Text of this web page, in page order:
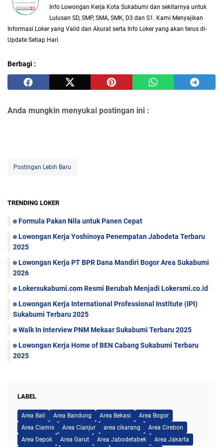
Info Lowongan Kerja Kota Sukabumi dan sekitarnya untuk
Lulusan SD, SMP, SMA, SMK, D3 dan S1. Kami Menyajikan
Informasi Loker yang Valid dan Akurat serta Info Loker yang akan terus di-
Update Setiap Hari.
Berbagi :
Anda mungkin menyukai postingan ini :
Postingan Lebih Baru
TRENDING LOKER
Formula Pakan Nila untuk Panen Cepat
Lowongan Kerja Yoshinoya Penempatan Jabodeta Terbaru
2025
Lowongan Kerja PT BPR Dana Mandiri Bogor Area Sukabumi
2026
Lokersukabumi.com Resmi Berubah Menjadi Lokersmi.co.id
Lowongan Kerja International Professional Institute (IPI)
Sukabumi Terbaru 2025
Walk In Interview PNM Mekaar Sukabumi Terbaru 2025
Lowongan Kerja Home of BEN Cabang Sukabumi Terbaru
2025
LABEL
Area Bali Area Bandung Area Bekasi
Area Bogor
Area Ciamis
Area Cianjur area cikarang
Area Cirebon
Area Depok
Area Garut Area Jabodetabek
Area Jakarta